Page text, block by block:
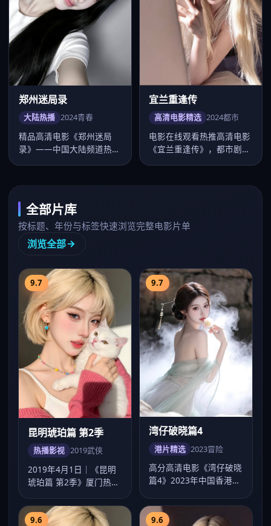
郑州迷局录
大陆热播 2024青春
精品高清电影《郑州迷局
录》——中国大陆频道热
宜兰重逢传
高清电影精选 2024都市
电影在线观看热推高清电影
《宜兰重逢传》，都市剧情
全部片库
按标题、年份与标签快速浏览完整电影片单
浏览全部
9.7
昆明琥珀篇 第2季
热播影视 2019武侠
2019年4月1日｜《昆明
琥珀篇 第2季》厦门热播
武侠手法…
9.7
湾仔破晓篇4
港片精选 2023冒险
高分高清电影《湾仔破晓
篇4》2023年中国香港热
领衔，畅看…
9.6 9.6